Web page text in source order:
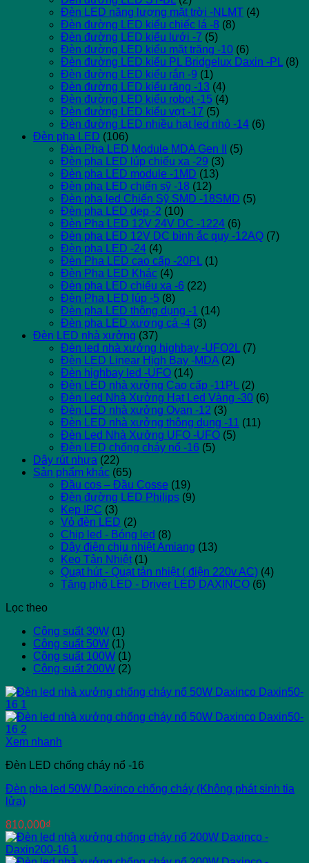
Đèn LED năng lượng mặt trời -NLMT (4)
Đèn đường LED kiểu chiếc lá -8 (8)
Đèn đường LED kiểu lưới -7 (5)
Đèn đường LED kiểu mặt trăng -10 (6)
Đèn đường LED kiểu PL Bridgelux Daxin -PL (8)
Đèn đường LED kiểu rắn -9 (1)
Đèn đường LED kiểu răng -13 (4)
Đèn đường LED kiểu robot -15 (4)
Đèn đường LED kiểu vợt -17 (5)
Đèn đường LED nhiều hạt led nhỏ -14 (6)
Đèn pha LED (106)
Đèn Pha LED Module MDA Gen II
(5)
Đèn pha LED lúp chiếu xa -29 (3)
Đèn pha LED module -1MD (13)
Đèn pha LED chiến sỹ -18 (12)
Đèn pha led Chiến Sỹ SMD -18SMD (5)
Đèn pha LED dẹp -2 (10)
Đèn Pha LED 12V 24V DC -1224 (6)
Đèn pha LED 12V DC bình ắc quy -12AQ (7)
Đèn pha LED -24 (4)
Đèn Pha LED cao cấp -20PL (1)
Đèn Pha LED Khác (4)
Đèn pha LED chiếu xa -6 (22)
Đèn Pha LED lúp -5 (8)
Đèn pha LED thông dụng -1 (14)
Đèn pha LED xương cá -4 (3)
Đèn LED nhà xưởng (37)
Đèn led nhà xưởng highbay -UFO2L (7)
Đèn LED Linear High Bay -MDA (2)
Đèn highbay led -UFO (14)
Đèn LED nhà xưởng Cao cấp -11PL (2)
Đèn Led Nhà Xưởng Hạt Led Vàng -30 (6)
Đèn LED nhà xưởng Ovan -12 (3)
Đèn LED nhà xưởng thông dụng -11 (11)
Đèn Led Nhà Xưởng UFO -UFO (5)
Đèn LED chống cháy nổ -16 (5)
Dây rút nhựa (22)
Sản phẩm khác (65)
Đầu cos – Đầu Cosse (19)
Đèn đường LED Philips (9)
Kẹp IPC (3)
Vỏ đèn LED (2)
Chip led - Bóng led (8)
Dây điện chịu nhiệt Amiang (13)
Keo Tản Nhiệt (1)
Quạt hút - Quạt tản nhiệt ( điện 220v AC) (4)
Tăng phô LED - Driver LED DAXINCO (6)
Lọc theo
Công suất 30W (1)
Công suất 50W (1)
Công suất 100W (1)
Công suất 200W (2)
Xem nhanh
Đèn LED chống cháy nổ -16
Đèn pha led 50W Daxinco chống cháy (Không phát sinh tia
lửa)
810,000₫